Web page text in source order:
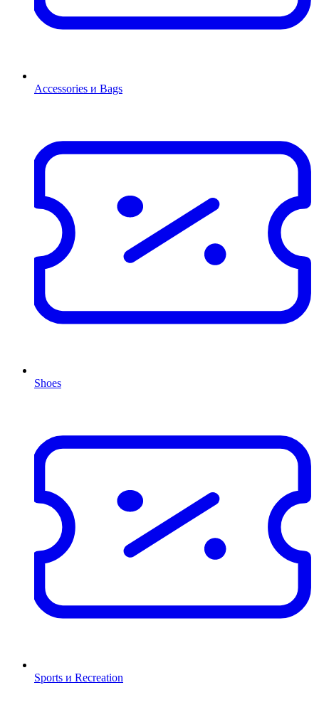
Accessories и Bags
Shoes
Sports и Recreation